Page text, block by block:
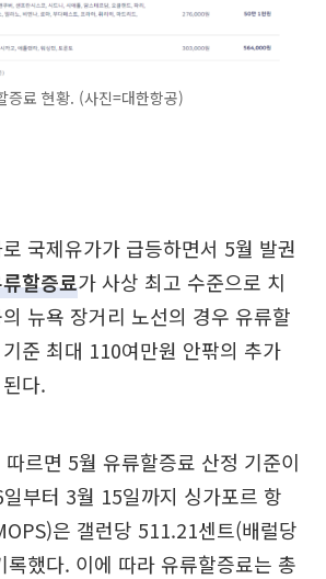
료 현황. (사진=대한항공)
국제유가가 급등하면서 5월 발권
할증료가 사상 최고 수준으로 치
뉴욕 장거리 노선의 경우 유류할
준 최대 110여만원 안팎의 추가
다.
르면 5월 유류할증료 산정 기준이
부터 3월 15일까지 싱가포르 항
은 갤런당 511.21센트(배럴당
했다. 이에 따라 유류할증료는 총